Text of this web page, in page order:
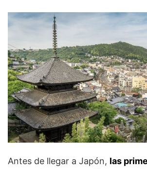
Antes de llegar a Japón, las